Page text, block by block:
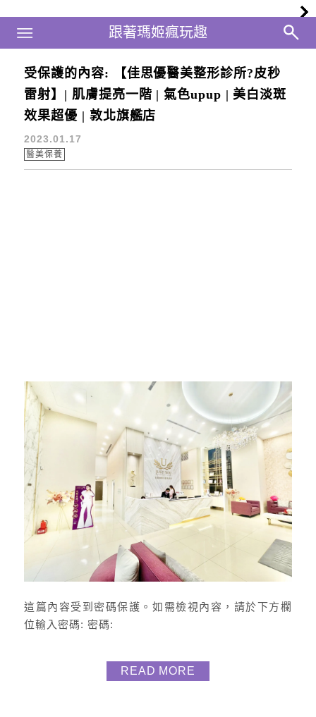
跟著瑪姬瘋玩趣
跟著瑪姬瘋玩趣
Main Menu
佳思優醫美診所
受保護的內容: 【佳思優醫美整形診所?皮秒
雷射】| 肌膚提亮一階 | 氣色upup | 美白淡斑
效果超優 | 敦北旗艦店
2023.01.17
醫美保養
這篇內容受到密碼保護。如需檢視內容，請於下方欄
位輸入密碼: 密碼:
READ MORE